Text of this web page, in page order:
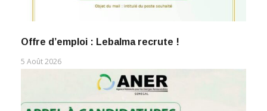
Offre d’emploi : Lebalma recrute !
5 Août 2026